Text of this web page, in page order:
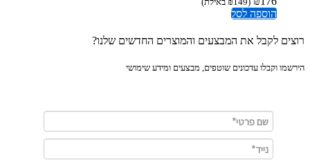
הוספה לסל
לקבל את המבצעים והמוצרים החדשים שלנו?
וקבלו עדכונים שוטפים, מבצעים ומידע שימושי